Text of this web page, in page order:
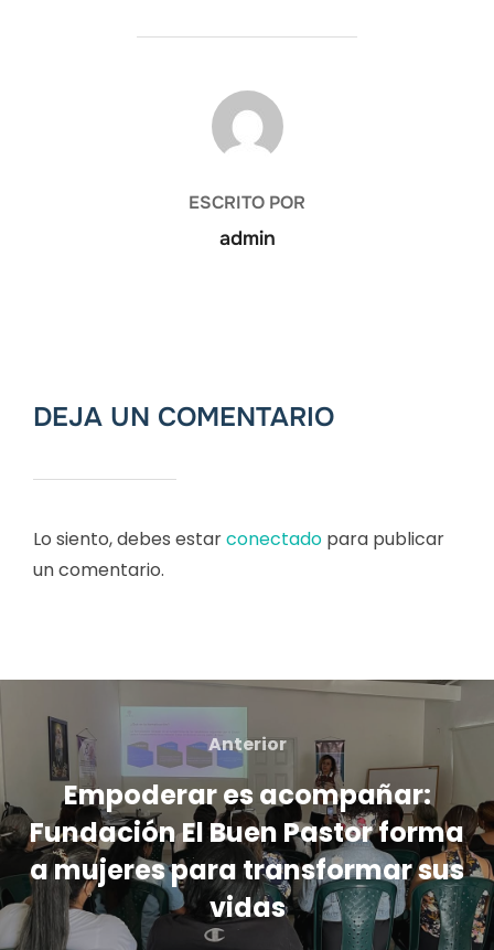
AUTOR DE LA ENTRADA
ESCRITO POR
admin
DEJA UN COMENTARIO
Lo siento, debes estarconectado para publicar
un comentario.
Navegación
de
entradas
Anterior
Anterior
Empoderar es acompañar:
Fundación El Buen Pastor forma
a mujeres para transformar sus
vidas